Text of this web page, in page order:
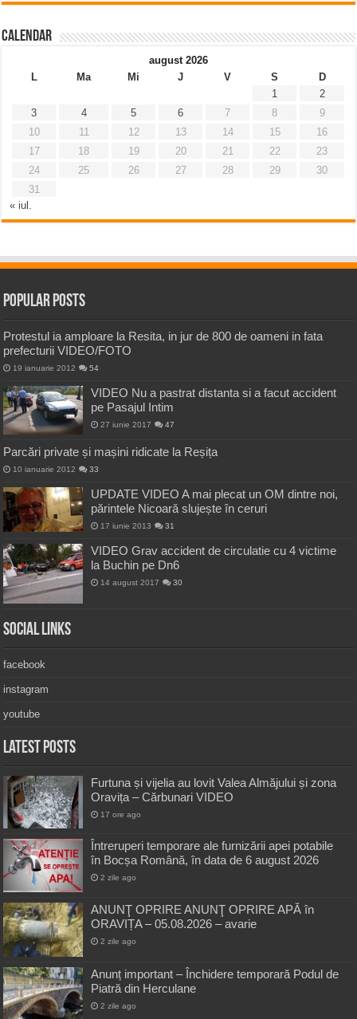
Calendar
august 2026
L
Ma Mi J V S
D
1
2
3
4 5 6 7 8
9
10
11 12 13 14 15
16
17
18 19 20 21 22
23
24
25 26 27 28 29
30
31
« iul.
Popular Posts
Protestul ia amploare la Resita, in jur de 800 de oameni in fata
prefecturii VIDEO/FOTO
19 ianuarie 2012 54
VIDEO Nu a pastrat distanta si a facut accident
pe Pasajul Intim
27 iunie 2017 47
Parcări private și mașini ridicate la Reșița
10 ianuarie 2012 33
UPDATE VIDEO A mai plecat un OM dintre noi,
părintele Nicoară slujește în ceruri
17 iunie 2013 31
VIDEO Grav accident de circulatie cu 4 victime
la Buchin pe Dn6
14 august 2017 30
Social Links
facebook
instagram
youtube
Latest Posts
Furtuna și vijelia au lovit Valea Almăjului și zona
Oravița – Cărbunari VIDEO
17 ore ago
Întreruperi temporare ale furnizării apei potabile
în Bocșa Română, în data de 6 august 2026
2 zile ago
ANUNŢ OPRIRE ANUNŢ OPRIRE APĂ în
ORAVIȚA – 05.08.2026 – avarie
2 zile ago
Anunț important – Închidere temporară Podul de
Piatră din Herculane
2 zile ago